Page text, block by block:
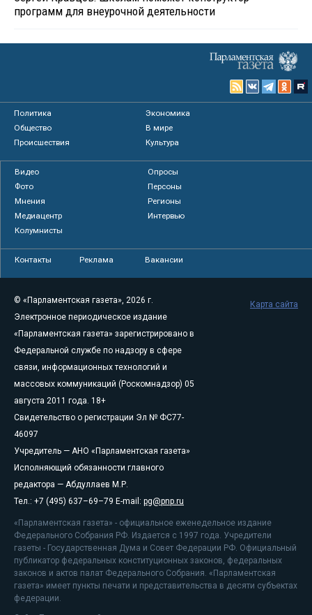
программ для внеурочной деятельности
Политика
Экономика
Общество
В мире
Происшествия
Культура
Видео
Опросы
Фото
Персоны
Мнения
Регионы
Медиацентр
Интервью
Колумнисты
Контакты Реклама Вакансии
© «Парламентская газета», 2026 г.
Электронное периодическое издание
«Парламентская газета» зарегистрировано в
Федеральной службе по надзору в сфере
связи, информационных технологий и
массовых коммуникаций (Роскомнадзор) 05
августа 2011 года. 18+
Свидетельство о регистрации Эл № ФС77-
46097
Учредитель — АНО «Парламентская газета»
Исполняющий обязанности главного
редактора — Абдуллаев М.Р.
Тел.: +7 (495) 637–69–79 E-mail: pg@pnp.ru
«Парламентская газета» - официальное еженедельное издание
Федерального Собрания РФ. Издается с 1997 года. Учредители
газеты - Государственная Дума и Совет Федерации РФ. Официальный
публикатор федеральных конституционных законов, федеральных
законов и актов палат Федерального Собрания. «Парламентская
газета» имеет пункты печати и представительства в десяти субъектах
федерации.
Карта сайта